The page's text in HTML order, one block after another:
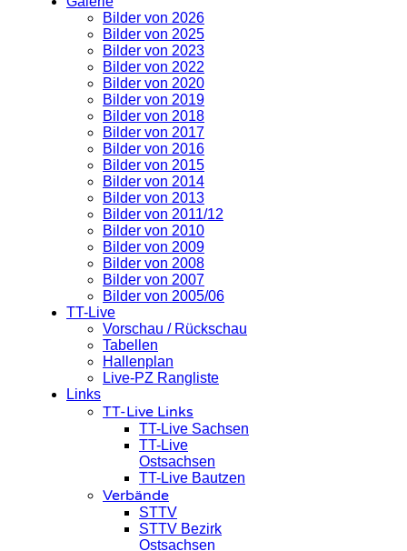
Bilder von 2026
Bilder von 2025
Bilder von 2023
Bilder von 2022
Bilder von 2020
Bilder von 2019
Bilder von 2018
Bilder von 2017
Bilder von 2016
Bilder von 2015
Bilder von 2014
Bilder von 2013
Bilder von 2011/12
Bilder von 2010
Bilder von 2009
Bilder von 2008
Bilder von 2007
Bilder von 2005/06
TT-Live
Vorschau / Rückschau
Tabellen
Hallenplan
Live-PZ Rangliste
Links
TT-Live Links
TT-Live Sachsen
TT-Live
Ostsachsen
TT-Live Bautzen
Verbände
STTV
STTV Bezirk
Ostsachsen